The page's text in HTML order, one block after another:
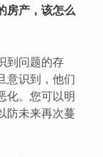
房产，该怎么
到问题的存
意识到，他们
化。您可以明
防未来再次蔓